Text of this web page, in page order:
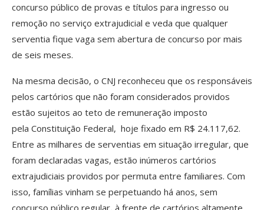
concurso público de provas e títulos para ingresso ou
remoção no serviço extrajudicial e veda que qualquer
serventia fique vaga sem abertura de concurso por mais
de seis meses.
Na mesma decisão, o CNJ reconheceu que os responsáveis
pelos cartórios que não foram considerados providos
estão sujeitos ao teto de remuneração imposto
pela Constituição Federal, hoje fixado em R$ 24.117,62.
Entre as milhares de serventias em situação irregular, que
foram declaradas vagas, estão inúmeros cartórios
extrajudiciais providos por permuta entre familiares. Com
isso, famílias vinham se perpetuando há anos, sem
concurso público regular, à frente de cartórios altamente